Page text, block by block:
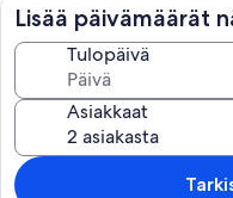
Lisää päivämäärät
Tulopäivä
Asiakkaat